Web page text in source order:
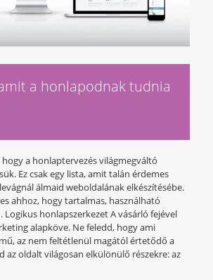
a honlapodnak tudnia
a honlaptervezés világmegváltó
Ez csak egy lista, amit talán érdemes
álmaid weboldalának elkészítésébe.
ahhoz, hogy tartalmas, használható
Logikus honlapszerkezet A vásárló fejével
alapköve. Ne feledd, hogy ami
az nem feltétlenül magától értetődő a
az oldalt világosan elkülönülő részekre: az